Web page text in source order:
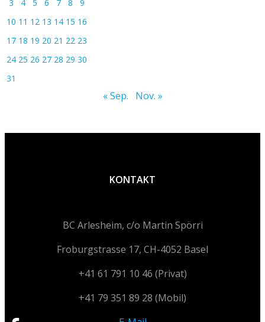
3
4 5 6 7 8
9
10 11 12 13 14 15 16
17 18 19 20 21 22 23
24 25 26 27 28 29 30
31
« Sep. Nov. »
KONTAKT
BC Arlesheim, c/o Martin Spörri
Froburgstrasse 17, CH-4052 Basel
+41 61 791 10 46 (Privat)
+41 79 351 89 28 (Mobil)